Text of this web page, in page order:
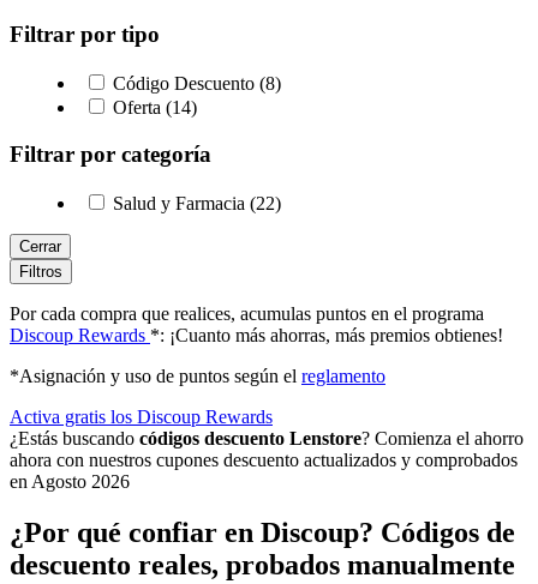
Filtrar por tipo
Código Descuento (8)
Oferta (14)
Filtrar por categoría
Salud y Farmacia (22)
Cerrar
Filtros
Por cada compra que realices, acumulas puntos en el programa
Discoup Rewards *: ¡Cuanto más ahorras, más premios obtienes!
*Asignación y uso de puntos según el reglamento
Activa gratis los Discoup Rewards
¿Estás buscando códigos descuento Lenstore? Comienza el ahorro
ahora con nuestros cupones descuento actualizados y comprobados
en Agosto 2026
¿Por qué confiar en Discoup? Códigos de
descuento reales, probados manualmente